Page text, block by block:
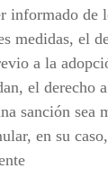
informado de
medidas, el
a la
el derecho
sanción sea
en su